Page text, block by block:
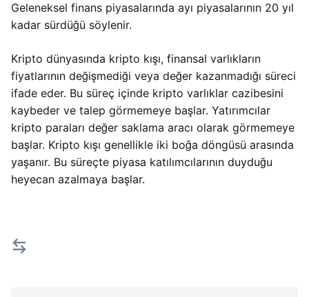
Geleneksel finans piyasalarında ayı piyasalarının 20 yıl
kadar sürdüğü söylenir.
Kripto dünyasında kripto kışı, finansal varlıkların
fiyatlarının değişmediği veya değer kazanmadığı süreci
ifade eder. Bu süreç içinde kripto varlıklar cazibesini
kaybeder ve talep görmemeye başlar. Yatırımcılar
kripto paraları değer saklama aracı olarak görmemeye
başlar. Kripto kışı genellikle iki boğa döngüsü arasında
yaşanır. Bu süreçte piyasa katılımcılarının duyduğu
heyecan azalmaya başlar.